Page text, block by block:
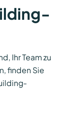
Ihr Team zu
finden Sie